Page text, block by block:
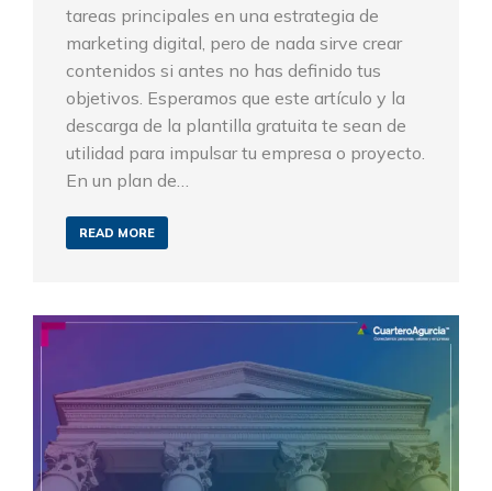
tareas principales en una estrategia de
marketing digital, pero de nada sirve crear
contenidos si antes no has definido tus
objetivos. Esperamos que este artículo y la
descarga de la plantilla gratuita te sean de
utilidad para impulsar tu empresa o proyecto.
En un plan de…
READ MORE